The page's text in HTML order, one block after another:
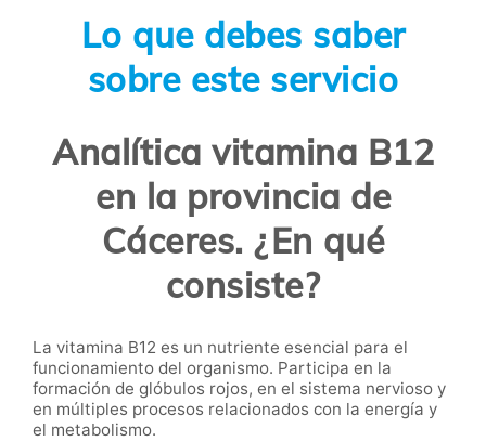
Lo que debes saber
sobre este servicio
Analítica vitamina B12
en la provincia de
Cáceres. ¿En qué
consiste?
La vitamina B12 es un nutriente esencial para el
funcionamiento del organismo. Participa en la
formación de glóbulos rojos, en el sistema nervioso y
en múltiples procesos relacionados con la energía y
el metabolismo.